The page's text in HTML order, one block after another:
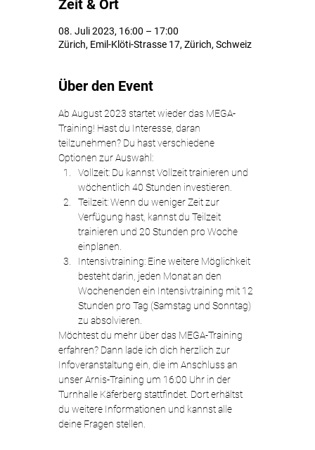
Zeit & Ort
08. Juli 2023, 16:00 – 17:00
Zürich, Emil-Klöti-Strasse 17, Zürich, Schweiz
Über den Event
Ab August 2023 startet wieder das MEGA-
Training! Hast du Interesse, daran
teilzunehmen? Du hast verschiedene
Optionen zur Auswahl:
Vollzeit: Du kannst Vollzeit trainieren und
wöchentlich 40 Stunden investieren.
Teilzeit: Wenn du weniger Zeit zur
Verfügung hast, kannst du Teilzeit
trainieren und 20 Stunden pro Woche
einplanen.
Intensivtraining: Eine weitere Möglichkeit
besteht darin, jeden Monat an den
Wochenenden ein Intensivtraining mit 12
Stunden pro Tag (Samstag und Sonntag)
zu absolvieren.
Möchtest du mehr über das MEGA-Training
erfahren? Dann lade ich dich herzlich zur
Infoveranstaltung ein, die im Anschluss an
unser Arnis-Training um 16:00 Uhr in der
Turnhalle Käferberg stattfindet. Dort erhältst
du weitere Informationen und kannst alle
deine Fragen stellen.